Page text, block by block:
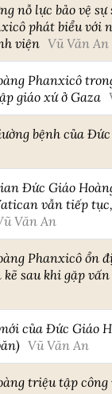
nỗ lực bảo vệ
phát biểu với
viện Vũ Văn An
Phanxicô
giáo xứ ở Gaza
bệnh của
Đức Giáo
vẫn tiếp
Văn An
Phanxicô ổn
sau khi gặp vấn
của Đức Giáo
Vũ Văn An
triệu tập công